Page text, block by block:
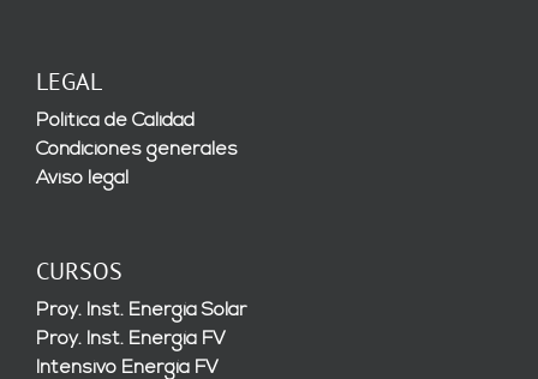
LEGAL
Política de Calidad
Condiciones generales
Aviso legal
CURSOS
Proy. Inst. Energía Solar
Proy. Inst. Energía FV
Intensivo Energía FV